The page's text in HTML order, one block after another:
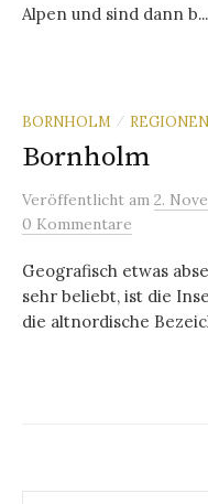
Alpen und sind dann b...
BORNHOLM /
Bornholm
Veröffentlicht am 2.
0 Kommentare
Geografisch etwas
sehr beliebt, ist die
die altnordische